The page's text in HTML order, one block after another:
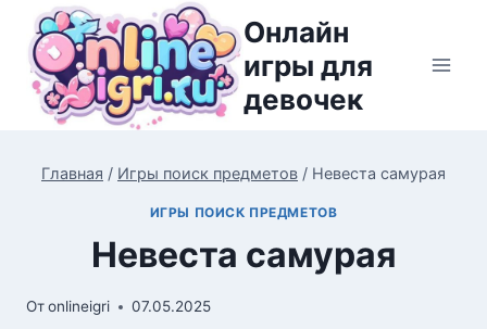
Перейти
содержимому
Онлайн
игры для
девочек
Главная / Игры поиск предметов / Невеста самурая
ИГРЫ ПОИСК ПРЕДМЕТОВ
Невеста самурая
Отonlineigri 07.05.2025